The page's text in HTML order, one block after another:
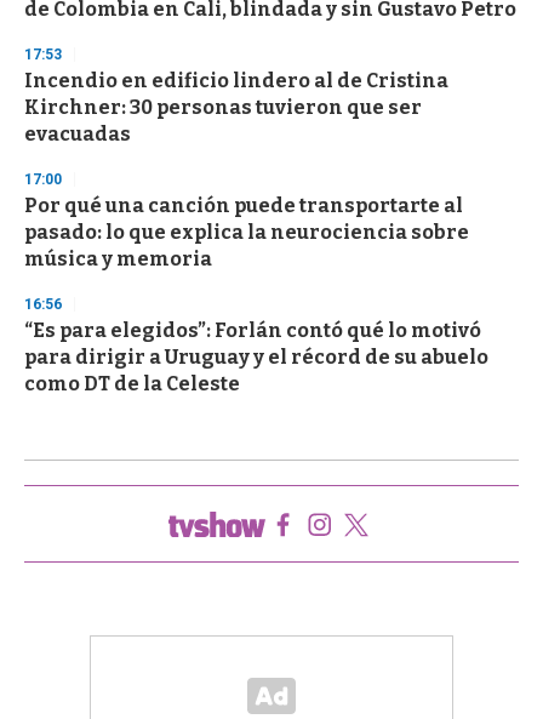
de Colombia en Cali, blindada y sin Gustavo Petro
17:53
Incendio en edificio lindero al de Cristina
Kirchner: 30 personas tuvieron que ser
evacuadas
17:00
Por qué una canción puede transportarte al
pasado: lo que explica la neurociencia sobre
música y memoria
16:56
“Es para elegidos”: Forlán contó qué lo motivó
para dirigir a Uruguay y el récord de su abuelo
como DT de la Celeste